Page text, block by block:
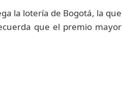
la lotería de Bogotá, la que
que el premio mayor